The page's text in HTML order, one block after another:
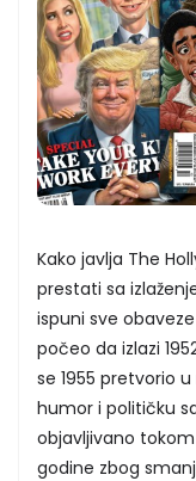
Kako javlja The
prestati sa
ispuni sve
počeo da izlazi
se 1955 pretvorio
humor i političku
objavljivano
godine zbog